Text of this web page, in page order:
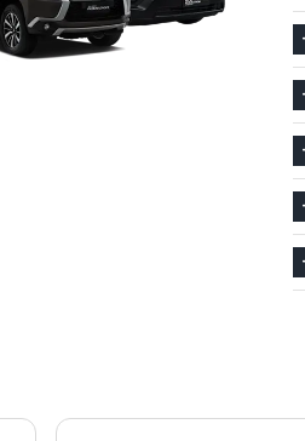
Wisata menyediakan
penggunaan harian,
pilihan 4×4 dan 4×2
dan gaya berkendara Anda.
bakar optimal, serta